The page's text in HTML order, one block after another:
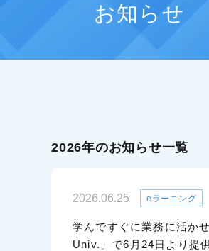
お知らせ
2026年のお知らせ一覧
2026.06.25 eラーニング
学んですぐに業務に活か
Univ.」で6月24日より提